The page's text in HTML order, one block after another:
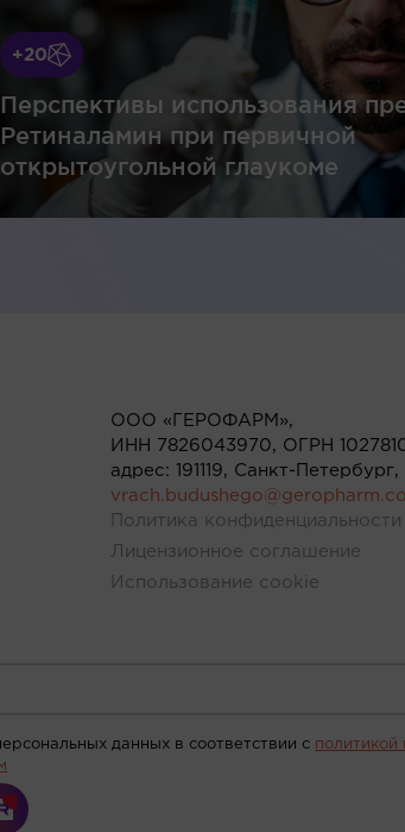
+20
Перспективы использования
Ретиналамин при первичной
открытоугольной глаукоме
ООО «ГЕРОФАРМ»,
ИНН 7826043970, ОГРН
адрес: 191119, Санкт-
Политика конфиденциальности
Лицензионное соглашение
Использование cookie
данных в соответствии c политикой